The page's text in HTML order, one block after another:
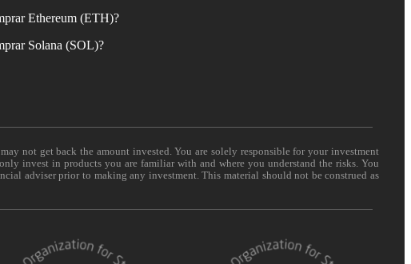
Ethereum (ETH)?
Solana (SOL)?
not get back the amount invested. You are solely responsible for your investment
invest in products you are familiar with and where you understand the risks. You
adviser prior to making any investment. This material should not be construed as